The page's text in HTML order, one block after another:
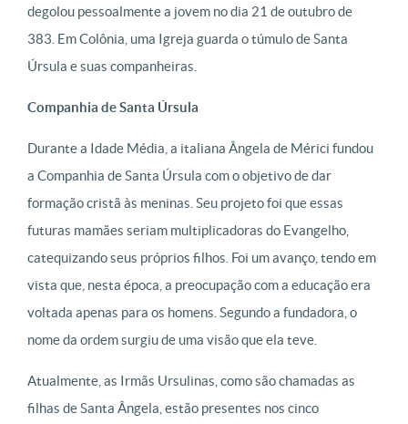
degolou pessoalmente a jovem no dia 21 de outubro de
383. Em Colônia, uma Igreja guarda o túmulo de Santa
Úrsula e suas companheiras.
Companhia de Santa Úrsula
Durante a Idade Média, a italiana Ângela de Mérici fundou
a Companhia de Santa Úrsula com o objetivo de dar
formação cristã às meninas. Seu projeto foi que essas
futuras mamães seriam multiplicadoras do Evangelho,
catequizando seus próprios filhos. Foi um avanço, tendo em
vista que, nesta época, a preocupação com a educação era
voltada apenas para os homens. Segundo a fundadora, o
nome da ordem surgiu de uma visão que ela teve.
Atualmente, as Irmãs Ursulinas, como são chamadas as
filhas de Santa Ângela, estão presentes nos cinco